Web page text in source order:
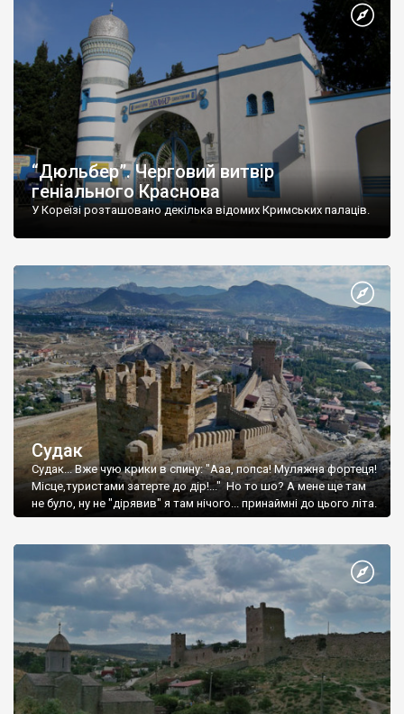
“Дюльбер”. Черговий витвір
геніального Краснова
У Кореїзі розташовано декілька відомих Кримських палаців.
Судак
Судак... Вже чую крики в спину: "Ааа, попса! Муляжна фортеця!
Місце,туристами затерте до дір!..." Но то шо? А мене ще там
не було, ну не "дірявив" я там нічого... принаймні до цього літа.